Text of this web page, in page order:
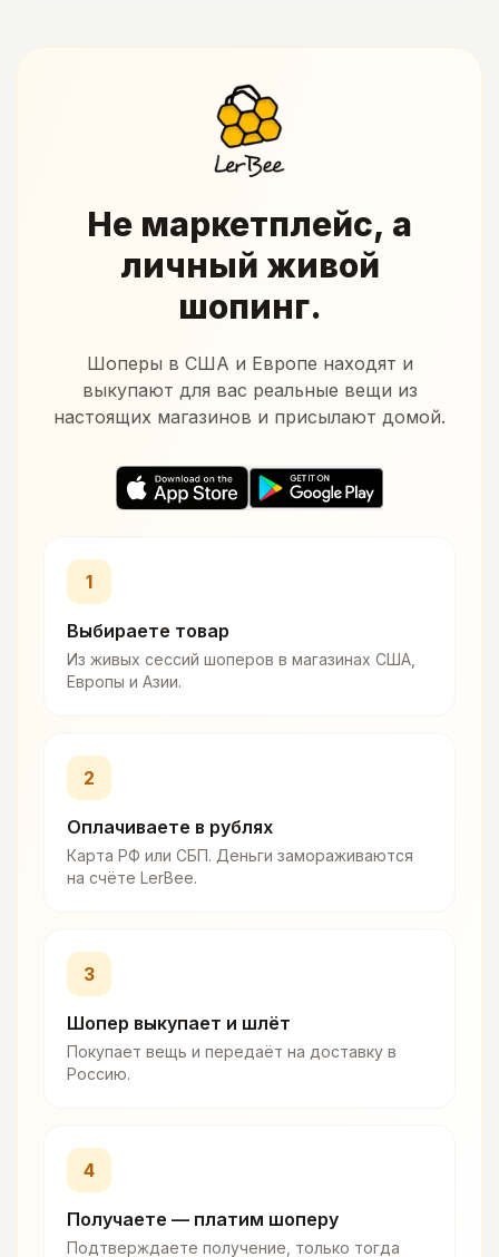
Не маркетплейс, а
личный живой
шопинг.
Шоперы в США и Европе находят и
выкупают для вас реальные вещи из
настоящих магазинов и присылают домой.
1
Выбираете товар
Из живых сессий шоперов в магазинах США,
Европы и Азии.
2
Оплачиваете в рублях
Карта РФ или СБП. Деньги замораживаются
на счёте LerBee.
3
Шопер выкупает и шлёт
Покупает вещь и передаёт на доставку в
Россию.
4
Получаете — платим шоперу
Подтверждаете получение, только тогда